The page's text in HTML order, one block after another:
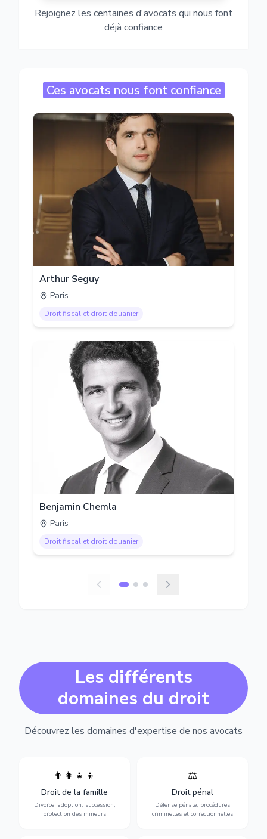
Rejoignez les centaines d'avocats qui nous font
déjà confiance
Ces avocats nous font confiance
Arthur Seguy
Paris
Droit fiscal et droit douanier
Benjamin Chemla
Paris
Droit fiscal et droit douanier
Les différents
domaines du droit
Découvrez les domaines d'expertise de nos avocats
👨‍👩‍👧‍👦
Droit de la famille
Divorce, adoption, succession,
protection des mineurs
Divorce, garde d'enfants,
adoption, succession et
protection des personnes
vulnérables.
⚖️
Droit pénal
Défense pénale, procédures
criminelles et correctionnelles
Expertise en matière pénale,
vue jusqu'au procès, pour
toute affaire correctionnelle
ou criminelle.